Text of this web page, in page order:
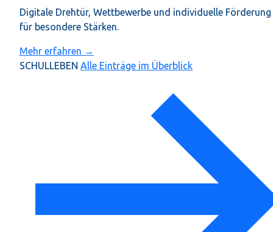
Digitale Drehtür, Wettbewerbe und individuelle Förderung
für besondere Stärken.
Mehr erfahren →
SCHULLEBEN Alle Einträge im Überblick